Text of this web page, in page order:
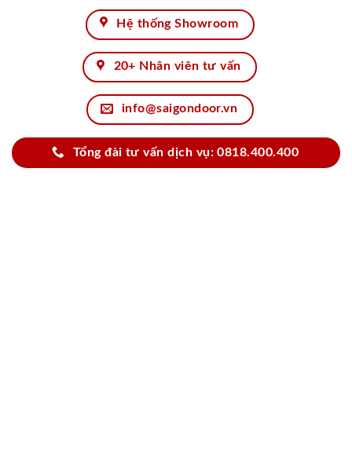
Hệ thống Showroom
20+ Nhân viên tư vấn
info@saigondoor.vn
Tổng đài tư vấn dịch vụ: 0818.400.400